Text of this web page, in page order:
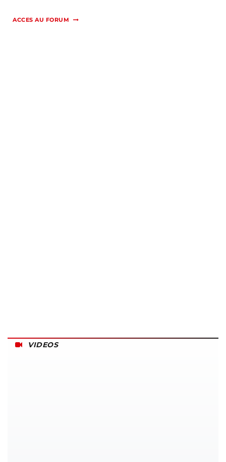
ACCES AU FORUM
VIDEOS